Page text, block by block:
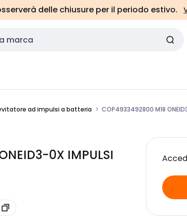
delle chiusure per il periodo estivo.
ad impulsi a batteria COP4933492800 M18
0X IMPULSI